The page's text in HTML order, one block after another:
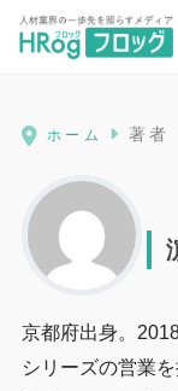
HRog | 人
ホーム 著者
京都府出身。
シリーズの営業